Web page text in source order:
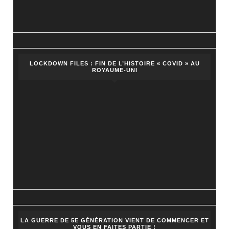
LOCKDOWN FILES : FIN DE L’HISTOIRE « COVID » AU
ROYAUME-UNI
LA GUERRE DE 5E GÉNÉRATION VIENT DE COMMENCER ET
VOUS EN FAITES PARTIE !